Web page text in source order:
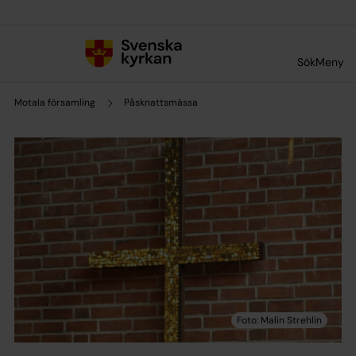
SökMeny
Motala församling Påsknattsmässa